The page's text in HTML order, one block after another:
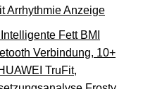
Arrhythmie Anzeige
Fett BMI
Verbindung, 10+
TruFit,